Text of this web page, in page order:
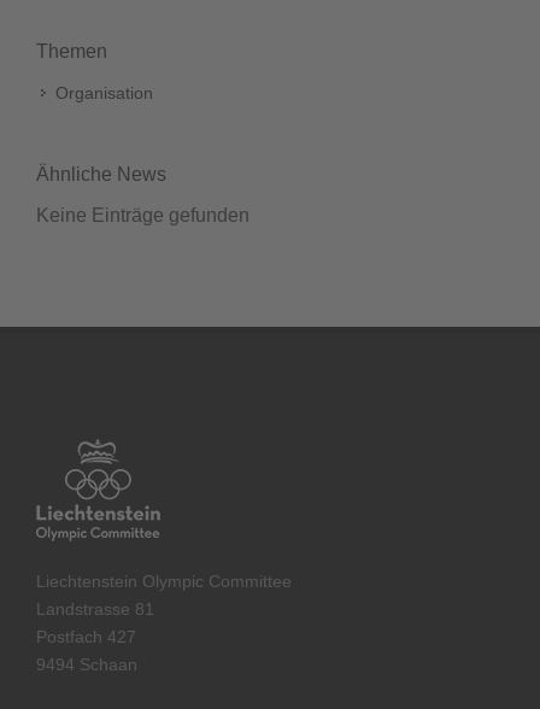
Themen
Organisation
Ähnliche News
Keine Einträge gefunden
Liechtenstein Olympic Committee
Landstrasse 81
Postfach 427
9494 Schaan